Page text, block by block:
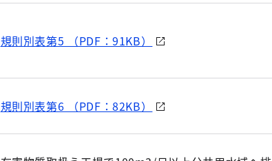
規則別表第5 （PDF：91KB）
規則別表第6 （PDF：82KB）